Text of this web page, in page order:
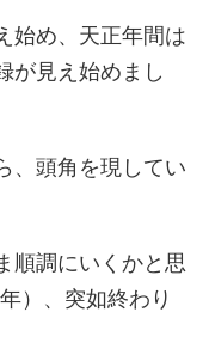
始め、天正年間は
が見え始めまし
、頭角を現してい
順調にいくかと思
）、突如終わり